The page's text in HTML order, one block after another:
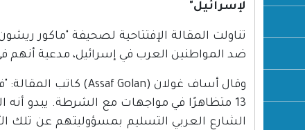
لإسرائيل"
ضد المواطنين العرب في إسرائيل، مدعية أنهم
13 متظاهرًا في مواجهات مع الشرطة. يبدو
الشارع العربي التسليم بمسؤوليتهم عن تلك